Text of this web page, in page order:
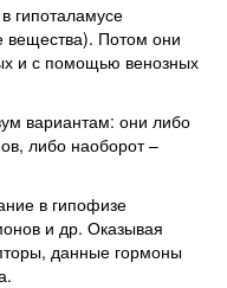
гипоталамусе
вещества). Потом они
и с помощью венозных
вариантам: они либо
либо наоборот –
в гипофизе
и др. Оказывая
данные гормоны